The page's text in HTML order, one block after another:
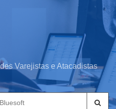
Varejistas e Atacadistas